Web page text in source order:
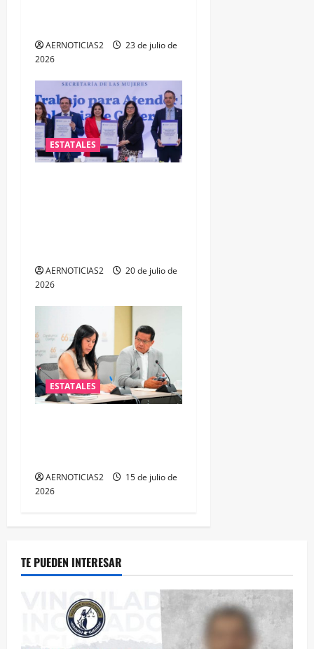
AERNOTICIAS2
23 de julio de
2026
ESTATALES
AERNOTICIAS2
20 de julio de
2026
ESTATALES
AERNOTICIAS2
15 de julio de
2026
TE PUEDEN INTERESAR